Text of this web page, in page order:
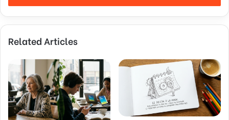
r
y
u
a
i
l
a
Related Articles